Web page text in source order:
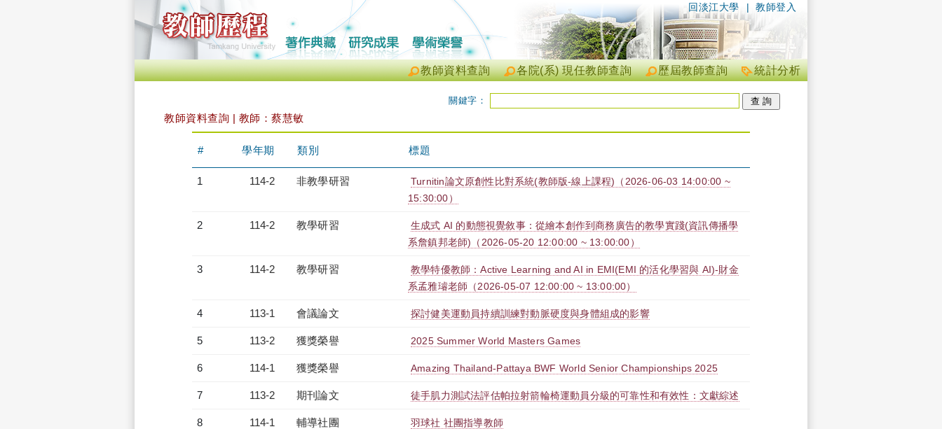
| 教師登入
回淡江大學
統計分析
歷屆教師查詢
各院(系) 現任教師查詢
教師資料查詢
關鍵字：
教師資料查詢 | 教師：蔡慧敏
# 學年期 類別 標題
1 114-2 非教學研習
Turnitin論文原創性比對系統(教師版-線上課程)（2026-06-03 14:00:00 ~
15:30:00）
2 114-2 教學研習
生成式 AI 的動態視覺敘事：從繪本創作到商務廣告的教學實踐(資訊傳播學
系詹鎮邦老師)（2026-05-20 12:00:00 ~ 13:00:00）
3 114-2 教學研習
教學特優教師：Active Learning and AI in EMI(EMI 的活化學習與 AI)-財金
系孟雅璿老師（2026-05-07 12:00:00 ~ 13:00:00）
4 113-1 會議論文 探討健美運動員持續訓練對動脈硬度與身體組成的影響
5 113-2 獲獎榮譽 2025 Summer World Masters Games
6 114-1 獲獎榮譽 Amazing Thailand-Pattaya BWF World Senior Championships 2025
7 113-2 期刊論文 徒手肌力測試法評估帕拉射箭輪椅運動員分級的可靠性和有效性：文獻綜述
8 114-1 輔導社團 羽球社 社團指導教師